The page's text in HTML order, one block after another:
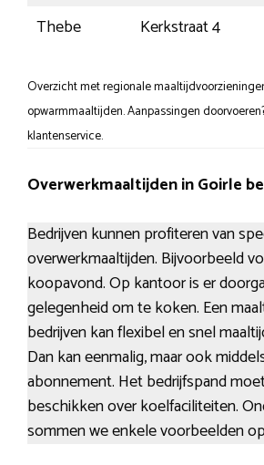
Thebe Kerkstraat 4
Overzicht met regionale
opwarmmaaltijden. Aanpassingen
klantenservice.
Overwerkmaaltijden in Goirle
Bedrijven kunnen profiteren van
overwerkmaaltijden. Bijvoorbeeld
koopavond. Op kantoor is er
gelegenheid om te koken. Een
bedrijven kan flexibel en snel
Dan kan eenmalig, maar ook
abonnement. Het bedrijfspand
beschikken over koelfaciliteiten.
sommen we enkele voorbeelden